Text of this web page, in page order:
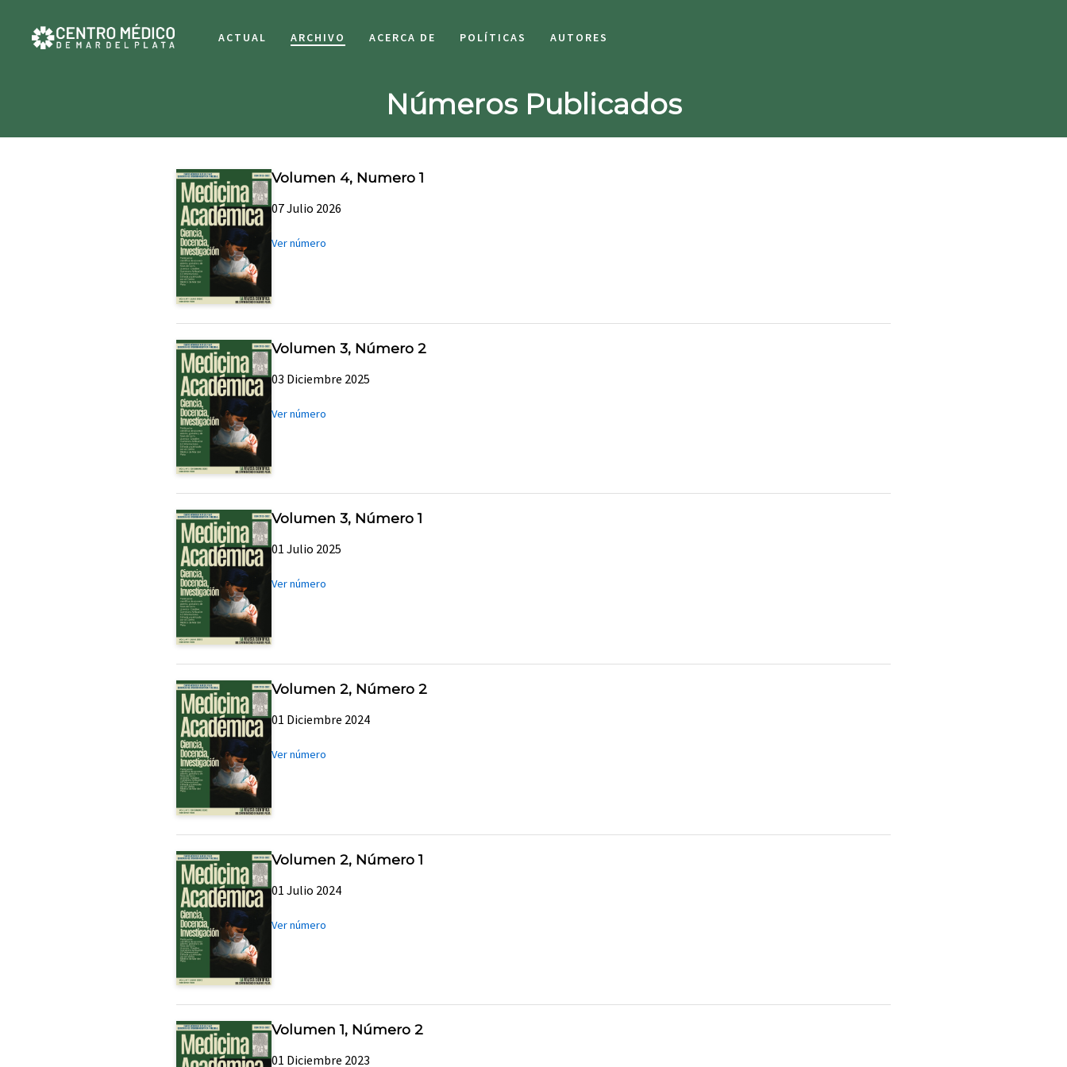
ACTUAL ARCHIVO ACERCA DE POLÍTICAS AUTORES
Números Publicados
Volumen 4, Numero 1
07 Julio 2026
Ver número
Volumen 3, Número 2
03 Diciembre 2025
Ver número
Volumen 3, Número 1
01 Julio 2025
Ver número
Volumen 2, Número 2
01 Diciembre 2024
Ver número
Volumen 2, Número 1
01 Julio 2024
Ver número
Volumen 1, Número 2
01 Diciembre 2023